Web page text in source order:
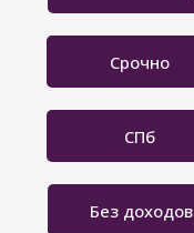
Без доходов
СПб
Срочно